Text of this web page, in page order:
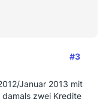
#3
Januar 2013 mit
zwei Kredite